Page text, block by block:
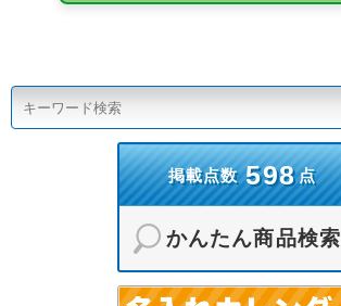
掲載点数 598点
かんたん商品検索